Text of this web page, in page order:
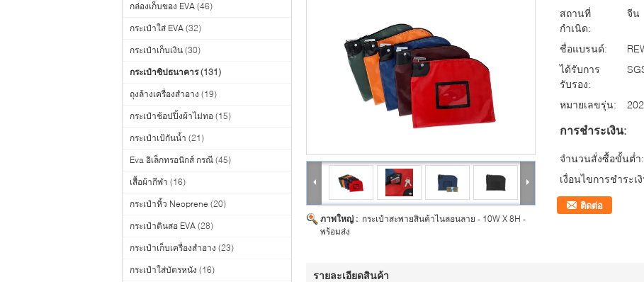
กล่องเก็บของ EVA (46)
กระเป๋าใส่ EVA (32)
กระเป๋าเก็บเงิน (30)
กระเป๋าซิปธนาคาร (131)
ถุงล้างเครื่องสำอาง (19)
กระเป๋าช้อปปิ้งผ้าไม่ทอ (15)
กระเป๋าเป้กันน้ำ (21)
Eva อิเล็กทรอนิกส์ กรณี (45)
เสื้อผ้ากีฬา (16)
กระเป๋าหิ้ว Neoprene (20)
กระเป๋าดินสอ EVA (28)
กระเป๋าเก็บเครื่องสำอาง (23)
กระเป๋าใส่บัตรหนัง (16)
ภาพใหญ่ : กระเป๋าสะพายสินค้าไนลอนลาย - 10W X 8H -
พร้อมส่ง
สถานที่
กำเนิด:
จีน
ชื่อแบรนด์:
ได้รับการ
รับรอง:
หมายเลขรุ่น:
การชำระเงิน:
จำนวนสั่งซื้อขั้นต่ำ:
เงื่อนไขการชำระเ
ติดต่อ
รายละเอียดสินค้า